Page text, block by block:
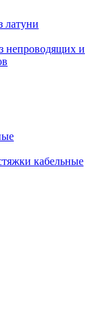
латуни
непроводящих и
кабельные